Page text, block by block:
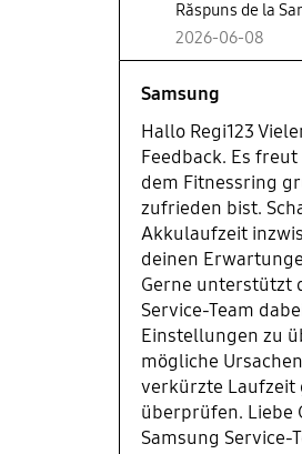
Răspuns de la
2026-06-08
Samsung
Hallo Regi123
Feedback. Es
dem Fitnessring
zufrieden bist.
Akkulaufzeit
deinen
Gerne unterstützt
Service-Team
Einstellungen zu
mögliche
verkürzte Laufzeit
überprüfen. Liebe
Samsung Service-